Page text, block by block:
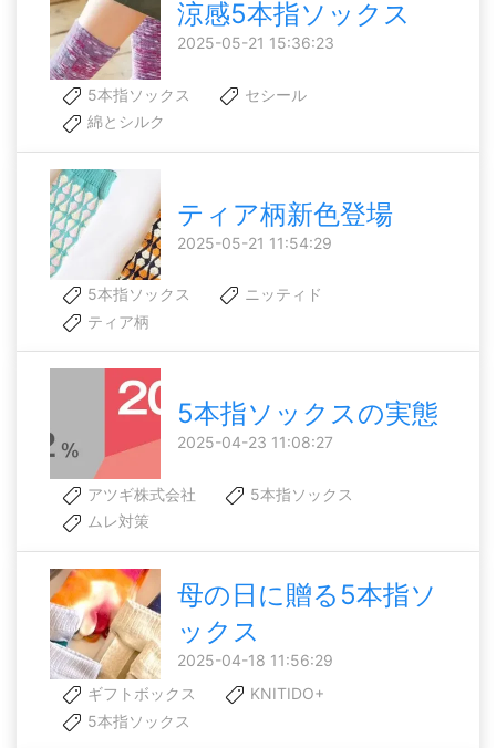
涼感5本指ソックス
2025-05-21 15:36:23
5本指ソックス
セシール
綿とシルク
ティア柄新色登場
2025-05-21 11:54:29
5本指ソックス
ニッティド
ティア柄
5本指ソックスの実態
2025-04-23 11:08:27
アツギ株式会社
5本指ソックス
ムレ対策
母の日に贈る5本指ソ
ックス
2025-04-18 11:56:29
ギフトボックス
KNITIDO+
5本指ソックス